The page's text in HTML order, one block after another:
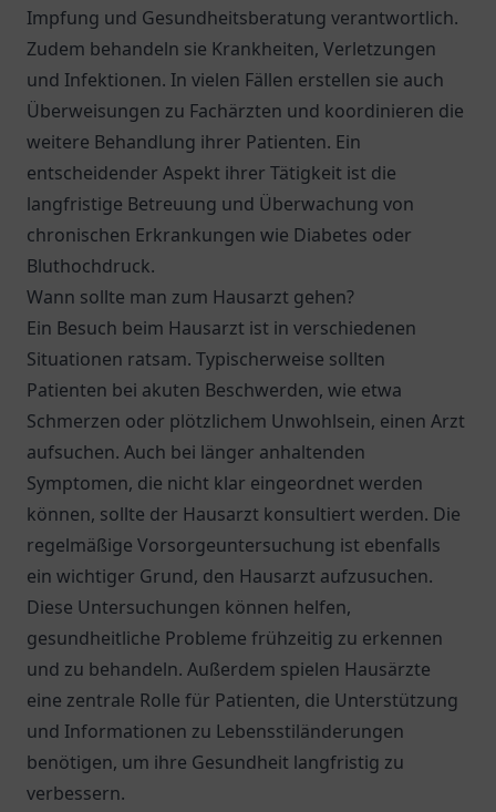
Impfung und Gesundheitsberatung verantwortlich.
Zudem behandeln sie Krankheiten, Verletzungen
und Infektionen. In vielen Fällen erstellen sie auch
Überweisungen zu Fachärzten und koordinieren die
weitere Behandlung ihrer Patienten. Ein
entscheidender Aspekt ihrer Tätigkeit ist die
langfristige Betreuung und Überwachung von
chronischen Erkrankungen wie Diabetes oder
Bluthochdruck.
Wann sollte man zum Hausarzt gehen?
Ein Besuch beim Hausarzt ist in verschiedenen
Situationen ratsam. Typischerweise sollten
Patienten bei akuten Beschwerden, wie etwa
Schmerzen oder plötzlichem Unwohlsein, einen Arzt
aufsuchen. Auch bei länger anhaltenden
Symptomen, die nicht klar eingeordnet werden
können, sollte der Hausarzt konsultiert werden. Die
regelmäßige Vorsorgeuntersuchung ist ebenfalls
ein wichtiger Grund, den Hausarzt aufzusuchen.
Diese Untersuchungen können helfen,
gesundheitliche Probleme frühzeitig zu erkennen
und zu behandeln. Außerdem spielen Hausärzte
eine zentrale Rolle für Patienten, die Unterstützung
und Informationen zu Lebensstiländerungen
benötigen, um ihre Gesundheit langfristig zu
verbessern.